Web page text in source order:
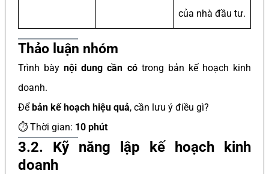
của nhà đầu tư.
Thảo luận nhóm
Trình bàynội dung cần cótrong bản kế hoạch kinh
doanh.
Đểbản kế hoạch hiệu quả, cần lưu ý điều gì?
⏱ Thời gian: 10 phút
3.2. Kỹ năng lập kế hoạch kinh
doanh